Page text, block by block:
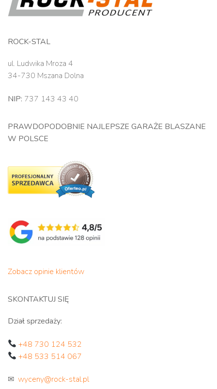
ROCK-STAL
ul. Ludwika Mroza 4
34-730 Mszana Dolna
NIP: 737 143 43 40
PRAWDOPODOBNIE NAJLEPSZE GARAŻE BLASZANE
W POLSCE
Zobacz opinie klientów
SKONTAKTUJ SIĘ
Dział sprzedaży:
+48 730 124 532
+48 533 514 067
✉ wyceny@rock-stal.pl